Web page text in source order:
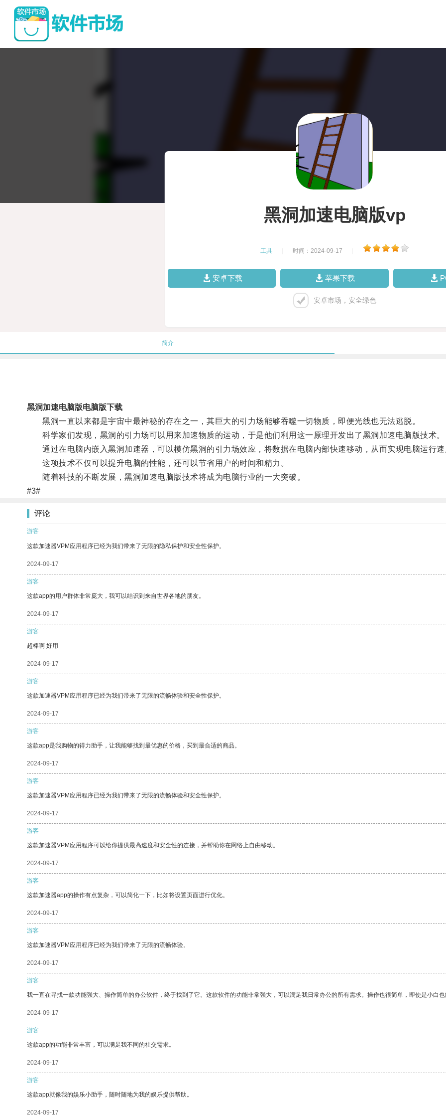
黑洞加速电脑版vp
工具 时间：2024-09-17
安卓下载 苹果下载
安卓市场，安全绿色
简介
黑洞加速电脑版电脑版下载
黑洞一直以来都是宇宙中最神秘的存在之一，其巨大的引力场能够吞噬一切物质，即便光线也无法逃脱。
科学家们发现，黑洞的引力场可以用来加速物质的运动，于是他们利用这一原理开发出了黑洞加速电脑版技术。
通过在电脑内嵌入黑洞加速器，可以模仿黑洞的引力场效应，将数据在电脑内部快速移动，从而实现电脑运行速
这项技术不仅可以提升电脑的性能，还可以节省用户的时间和精力。
随着科技的不断发展，黑洞加速电脑版技术将成为电脑行业的一大突破。
#3#
评论
游客
这款加速器VPM应用程序已经为我们带来了无限的隐私保护和安全性保护。
2024-09-17
游客
这款app的用户群体非常庞大，我可以结识到来自世界各地的朋友。
2024-09-17
游客
超棒啊 好用
2024-09-17
游客
这款加速器VPM应用程序已经为我们带来了无限的流畅体验和安全性保护。
2024-09-17
游客
这款app是我购物的得力助手，让我能够找到最优惠的价格，买到最合适的商品。
2024-09-17
游客
这款加速器VPM应用程序已经为我们带来了无限的流畅体验和安全性保护。
2024-09-17
游客
这款加速器VPM应用程序可以给你提供最高速度和安全性的连接，并帮助你在网络上自由移动。
2024-09-17
游客
这款加速器app的操作有点复杂，可以简化一下，比如将设置页面进行优化。
2024-09-17
游客
这款加速器VPM应用程序已经为我们带来了无限的流畅体验。
2024-09-17
游客
我一直在寻找一款功能强大、操作简单的办公软件，终于找到了它。这款软件的功能非常强大，可以满足我日常办公的所有需求。操作也很简单，即使是小白也
2024-09-17
游客
这款app的功能非常丰富，可以满足我不同的社交需求。
2024-09-17
游客
这款app就像我的娱乐小助手，随时随地为我的娱乐提供帮助。
2024-09-17